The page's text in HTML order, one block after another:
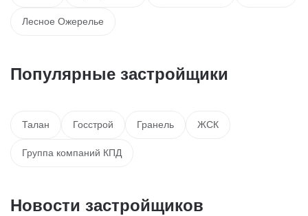
Лесное Ожерелье
Популярные застройщики
Талан Госстрой Гранель ЖСК
Группа компаний КПД
Новости застройщиков